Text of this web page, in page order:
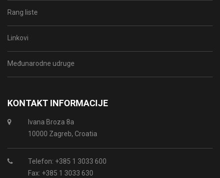
Rang liste
Linkovi
Međunarodne udruge
KONTAKT INFORMACIJE
Ivana Broza 8a
10000 Zagreb, Croatia
Telefon: +385 1 3033 600
Fax: +385 1 3033 630